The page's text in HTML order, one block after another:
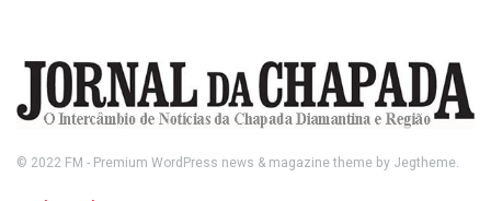
© 2022 FM - Premium WordPress news & magazine theme by Jegtheme.